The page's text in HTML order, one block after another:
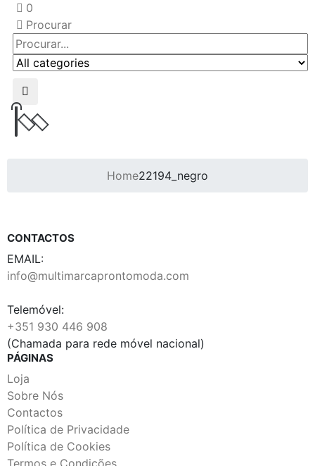
0
Procurar
Home22194_negro
CONTACTOS
EMAIL:
info@multimarcaprontomoda.com
Telemóvel:
+351 930 446 908
(Chamada para rede móvel nacional)
PÁGINAS
Loja
Sobre Nós
Contactos
Política de Privacidade
Política de Cookies